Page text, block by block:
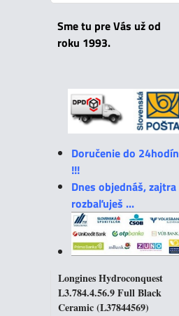
Sme tu pre Vás už od
roku 1993.
Doručenie do 24hodín
!!!
Dnes objednáš, zajtra
rozbaľuješ ...
Longines Hydroconquest
L3.784.4.56.9 Full Black
Ceramic (L37844569)